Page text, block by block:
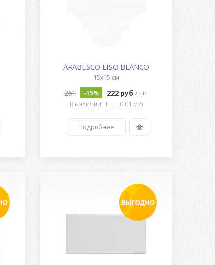
ARABESCO LISO BLANCO
15x15 см
261 -15% 222 руб/ шт
В наличии: 1 шт (0.01 м2)
Подробнее